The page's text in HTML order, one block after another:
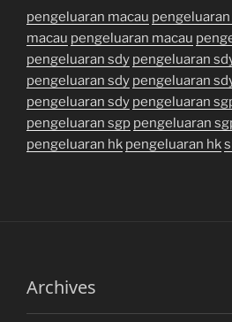
pengeluaran macau
macau pengeluaran macau
pengeluaran sdy pengeluaran
pengeluaran sdy pengeluaran
pengeluaran sdy pengeluaran
pengeluaran sgp pengeluaran
pengeluaran hk pengeluaran hk
Archives